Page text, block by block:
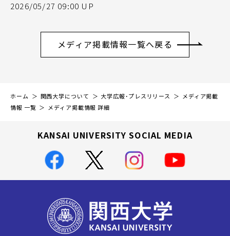
2026/05/27 09:00 UP
メディア掲載情報一覧へ戻る
ホーム 関西大学について 大学広報・プレスリリース
メディア掲載
情報 一覧
メディア掲載情報 詳細
KANSAI UNIVERSITY SOCIAL MEDIA